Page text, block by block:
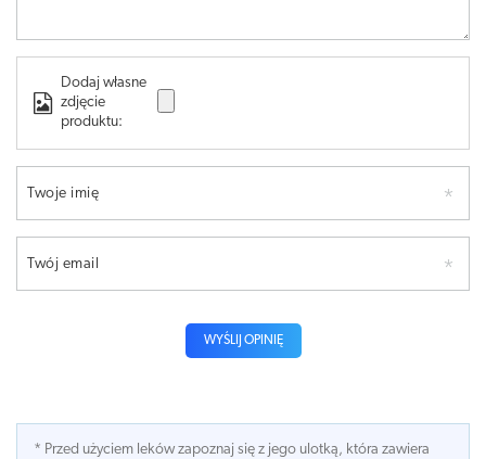
Dodaj własne
zdjęcie
produktu:
Twoje imię
Twój email
WYŚLIJ OPINIĘ
* Przed użyciem leków zapoznaj się z jego ulotką, która zawiera